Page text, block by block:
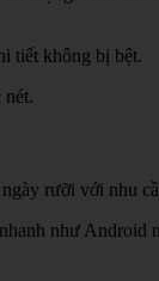
tiết không bị bệt.
nét.
rưỡi với nhu
như